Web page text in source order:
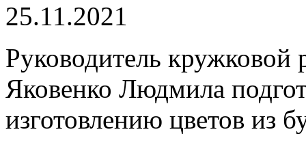
25.11.2021
Руководитель
Яковенко Людмила
изготовлению цветов из